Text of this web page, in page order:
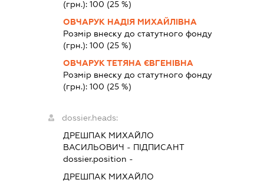
(грн.):100 (25 %)
ОВЧАРУК НАДІЯ МИХАЙЛІВНА
Розмір внеску до статутного фонду
(грн.):100 (25 %)
ОВЧАРУК ТЕТЯНА ЄВГЕНІВНА
Розмір внеску до статутного фонду
(грн.):100 (25 %)
dossier.heads:
ДРЕШПАК МИХАЙЛО
ВАСИЛЬОВИЧ - ПІДПИСАНТ
dossier.position -
ДРЕШПАК МИХАЙЛО